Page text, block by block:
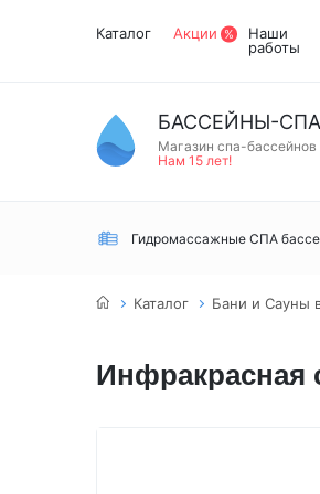
Каталог Акции
Наши
работы
БАССЕЙНЫ-
Магазин спа-
Нам 15 лет!
Гидромассажные СПА
Каталог Бани и Сауны
Инфракрасная